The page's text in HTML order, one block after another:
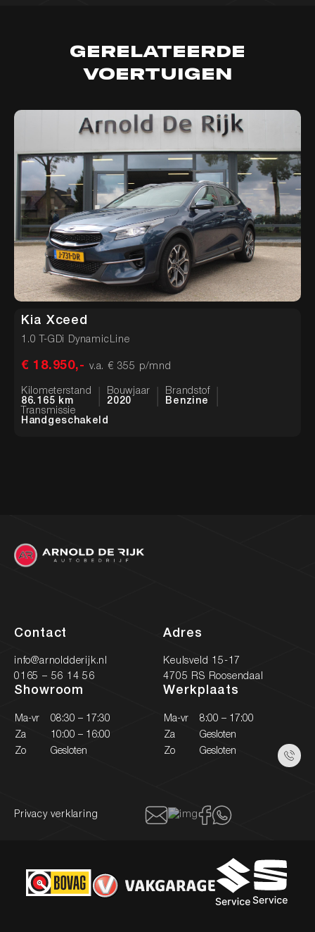
Gerelateerde
voertuigen
Kia Xceed
1.0 T-GDi DynamicLine
€ 18.950,- v.a. € 355 p/mnd
Kilometerstand
86.165 km
Bouwjaar
2020
Brandstof
Benzine
Transmissie
Handgeschakeld
Contact
info@arnoldderijk.nl
0165 – 56 14 56
Adres
Keulsveld 15-17
4705 RS Roosendaal
Showroom
Ma-vr
08:30 – 17:30
Za
10:00 – 16:00
Zo
Gesloten
Werkplaats
Ma-vr
8:00 – 17:00
Za
Gesloten
Zo
Gesloten
Privacy verklaring